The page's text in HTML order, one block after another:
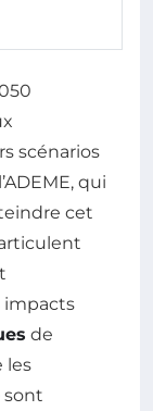
scénarios
qui
cet
impacts
de
les
sont